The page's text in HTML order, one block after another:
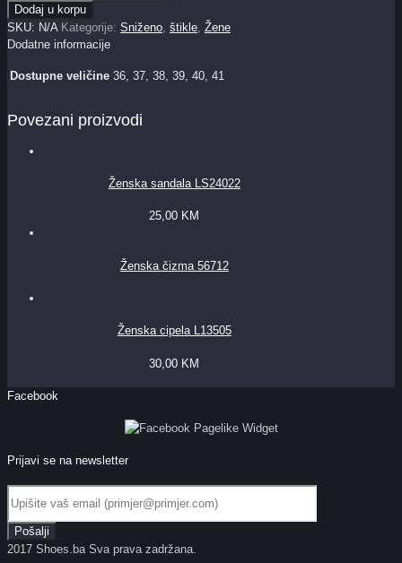
Dodaj u korpu
SKU: N/A Kategorije: Sniženo, štikle, Žene
Dodatne informacije
Dostupne veličine 36, 37, 38, 39, 40, 41
Povezani proizvodi
Ženska sandala LS24022
25,00 KM
Ženska čizma 56712
Ženska cipela L13505
30,00 KM
Facebook
Prijavi se na newsletter
2017 Shoes.ba Sva prava zadržana.